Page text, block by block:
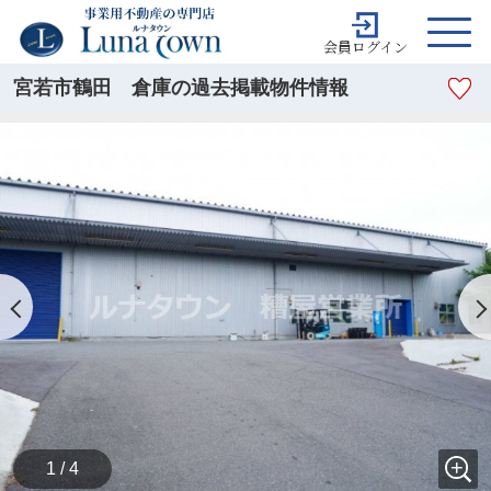
会員ログイン
宮若市鶴田 倉庫の過去掲載物件情報
1 / 4